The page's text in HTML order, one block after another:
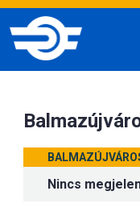
Nincs